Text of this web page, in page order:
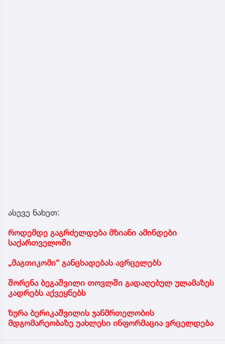
ასევე ნახეთ:
როდემდე გაგრძელდება მზიანი ამინდები
საქართველოში
„მაგთიკომი“ განცხადებას ავრცელებს
შორენა ბეგაშვილი თოვლში გადაღებულ ულამაზეს
კადრებს აქვეყნებს
ზურა ბერიკაშვილის ჯანმრთელობის
მდგომარეობაზე უახლესი ინფორმაცია ვრცელდება